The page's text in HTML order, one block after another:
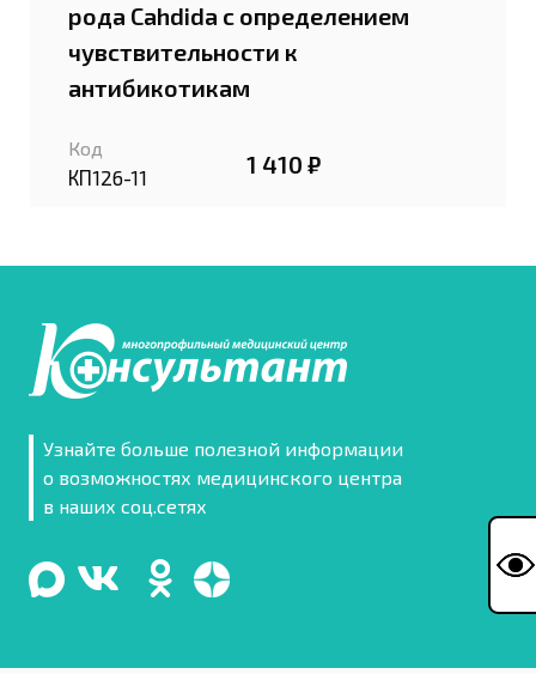
рода Cahdida с определением
чувствительности к
антибикотикам
Код
КП126-11 1 410 ₽
Узнайте больше полезной информации
о возможностях медицинского центра
в наших соц.сетях